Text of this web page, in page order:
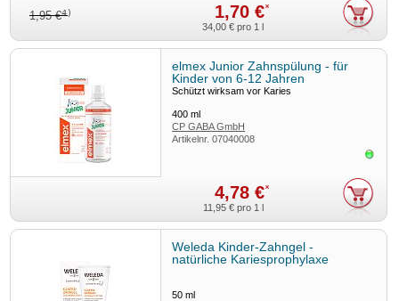
1,95 €4) 1,70 €*
34,00 € pro 1 l
elmex Junior Zahnspülung - für
Kinder von 6-12 Jahren
Schützt wirksam vor Karies
400ml
CP GABA GmbH
Artikelnr.07040008
4,78 €*
11,95 € pro 1 l
Weleda Kinder-Zahngel -
natürliche Kariesprophylaxe
50ml